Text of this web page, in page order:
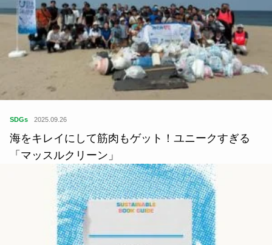
SDGs 2025.09.26
海をキレイにして筋肉もゲット！ユニークすぎる
「マッスルクリーン」